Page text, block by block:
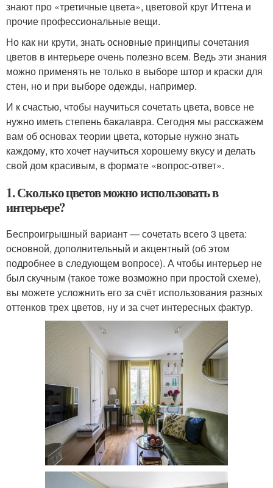
знают про «третичные цвета», цветовой круг Иттена и
прочие профессиональные вещи.
Но как ни крути, знать основные принципы сочетания
цветов в интерьере очень полезно всем. Ведь эти знания
можно применять не только в выборе штор и краски для
стен, но и при выборе одежды, например.
И к счастью, чтобы научиться сочетать цвета, вовсе не
нужно иметь степень бакалавра. Сегодня мы расскажем
вам об основах теории цвета, которые нужно знать
каждому, кто хочет научиться хорошему вкусу и делать
свой дом красивым, в формате «вопрос-ответ».
1. Сколько цветов можно использовать в
интерьере?
Беспроигрышный вариант — сочетать всего 3 цвета:
основной, дополнительный и акцентный (об этом
подробнее в следующем вопросе). А чтобы интерьер не
был скучным (такое тоже возможно при простой схеме),
вы можете усложнить его за счёт использования разных
оттенков трех цветов, ну и за счет интересных фактур.